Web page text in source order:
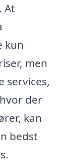
At
kun
men
services,
der
kan
bedst